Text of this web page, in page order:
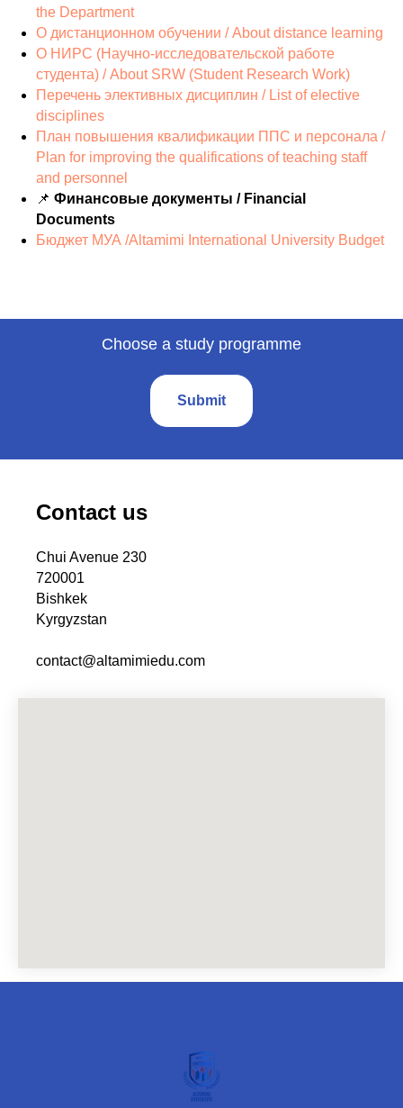
the Department
О дистанционном обучении / About distance learning
О НИРС (Научно-исследовательской работе
студента) / About SRW (Student Research Work)
Перечень элективных дисциплин / List of elective
disciplines
План повышения квалификации ППС и персонала /
Plan for improving the qualifications of teaching staff
and personnel
📌 Финансовые документы / Financial
Documents
Бюджет МУА /Altamimi International University Budget
Choose a study programme
Submit
Contact us
Chui Avenue 230
720001
Bishkek
Kyrgyzstan
contact@altamimiedu.com